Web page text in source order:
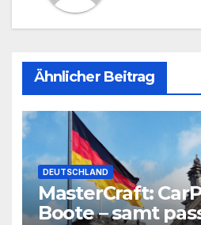
Ähnlicher Beitrag
DEUTSCHLAND
MasterCraft:
Boote – samt